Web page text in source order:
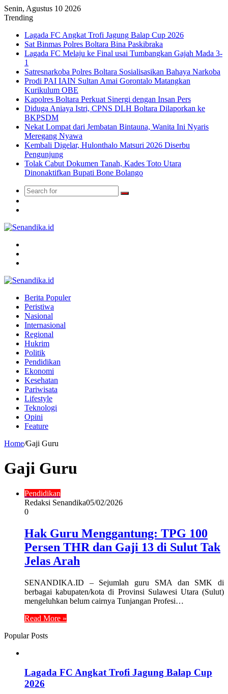
Senin, Agustus 10 2026
Trending
Lagada FC Angkat Trofi Jagung Balap Cup 2026
Sat Binmas Polres Boltara Bina Paskibraka
Lagada FC Melaju ke Final usai Tumbangkan Gajah Mada 3-
1
Satresnarkoba Polres Boltara Sosialisasikan Bahaya Narkoba
Prodi PAI IAIN Sultan Amai Gorontalo Matangkan
Kurikulum OBE
Kapolres Boltara Perkuat Sinergi dengan Insan Pers
Diduga Aniaya Istri, CPNS DLH Boltara Dilaporkan ke
BKPSDM
Nekat Lompat dari Jembatan Bintauna, Wanita Ini Nyaris
Meregang Nyawa
Kembali Digelar, Hulonthalo Matsuri 2026 Diserbu
Pengunjung
Tolak Cabut Dokumen Tanah, Kades Toto Utara
Dinonaktifkan Bupati Bone Bolango
Search
Berita Populer
Peristiwa
Nasional
Internasional
Regional
Hukrim
Politik
Pendidikan
Ekonomi
Kesehatan
Pariwisata
Lifestyle
Teknologi
Opini
Feature
Home/Gaji Guru
Gaji Guru
Pendidikan
Redaksi Senandika05/02/2026
0
Hak Guru Menggantung: TPG 100
Persen THR dan Gaji 13 di Sulut Tak
Jelas Arah
SENANDIKA.ID – Sejumlah guru SMA dan SMK di
berbagai kabupaten/kota di Provinsi Sulawesi Utara (Sulut)
mengeluhkan belum cairnya Tunjangan Profesi…
Read More »
Popular Posts
Lagada FC Angkat Trofi Jagung Balap Cup
2026